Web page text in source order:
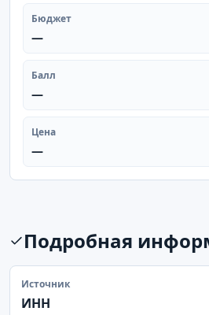
Бюджет
—
Балл
—
Цена
—
Подробная
Источник
ИНН